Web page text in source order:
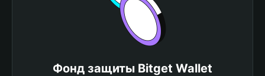
Фонд защиты Bitget Wallet